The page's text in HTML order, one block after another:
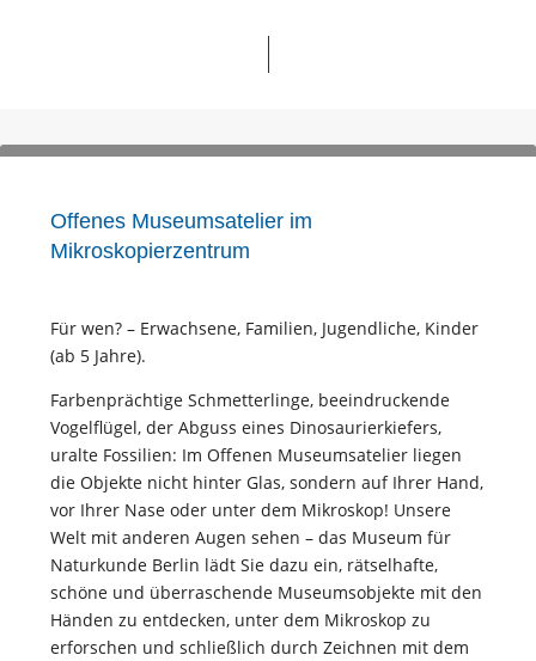
Offenes Museumsatelier im
Mikroskopierzentrum
Für wen? – Erwachsene, Familien, Jugendliche, Kinder
(ab 5 Jahre).
Farbenprächtige Schmetterlinge, beeindruckende
Vogelflügel, der Abguss eines Dinosaurierkiefers,
uralte Fossilien: Im Offenen Museumsatelier liegen
die Objekte nicht hinter Glas, sondern auf Ihrer Hand,
vor Ihrer Nase oder unter dem Mikroskop! Unsere
Welt mit anderen Augen sehen – das Museum für
Naturkunde Berlin lädt Sie dazu ein, rätselhafte,
schöne und überraschende Museumsobjekte mit den
Händen zu entdecken, unter dem Mikroskop zu
erforschen und schließlich durch Zeichnen mit dem